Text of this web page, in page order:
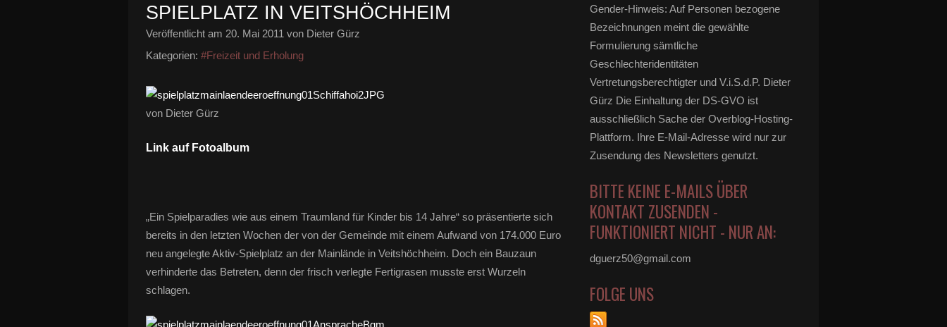
PIELPLATZ IN VEITSHÖCHHEIM
Veröffentlicht am 20. Mai 2011 von Dieter Gürz
Kategorien: #Freizeit und Erholung
von Dieter Gürz
Link auf Fotoalbum
„Ein Spielparadies wie aus einem Traumland für Kinder bis 14 Jahre“ so präsentierte sich
bereits in den letzten Wochen der von der Gemeinde mit einem Aufwand von 174.000 Euro
neu angelegte Aktiv-Spielplatz an der Mainlände in Veitshöchheim. Doch ein Bauzaun
verhinderte das Betreten, denn der frisch verlegte Fertigrasen musste erst Wurzeln
schlagen.
Gender-Hinweis: Auf Personen bezogene
Bezeichnungen meint die gewählte
Formulierung sämtliche
Geschlechteridentitäten
Vertretungsberechtigter und V.i.S.d.P. Dieter
Gürz Die Einhaltung der DS-GVO ist
ausschließlich Sache der Overblog-Hosting-
Plattform. Ihre E-Mail-Adresse wird nur zur
Zusendung des Newsletters genutzt.
BITTE KEINE E-MAILS ÜBER
KONTAKT ZUSENDEN -
FUNKTIONIERT NICHT - NUR AN:
dguerz50@gmail.com
FOLGE UNS